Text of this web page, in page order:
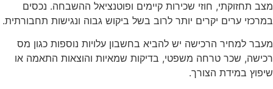
תחזוקתי, חוזי שכירות קיימים ופוטנציאל ההשבחה. נכסים
ערים יקרים יותר לרוב בשל ביקוש גבוה ונגישות תחבורתית.
למחיר הרכישה יש להביא בחשבון עלויות נוספות כגון מס
שכר טרחה משפטי, בדיקות שמאיות והוצאות התאמה או
במידת הצורך.